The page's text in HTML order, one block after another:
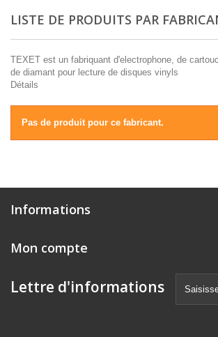
LISTE DE PRODUITS PAR
TEXET est un fabriquant d'electrophone, de
de diamant pour lecture de disques vinyls
Détails
Pas de produit pour ce fabricant.
Informations
Mon compte
Lettre d'informations